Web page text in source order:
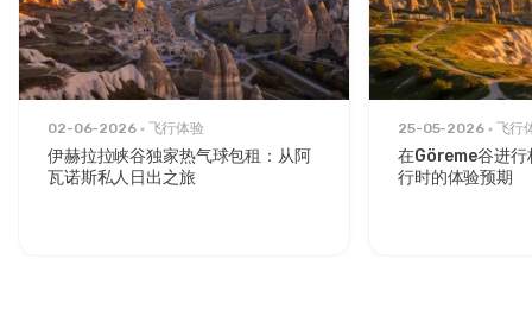
02-06-2026 飞行体验
伊赫拉拉峡谷独家热气球包租：从阿
瓦诺斯私人日出之旅
25-05-2026 飞行
在Göreme谷进行
行时的体验预期